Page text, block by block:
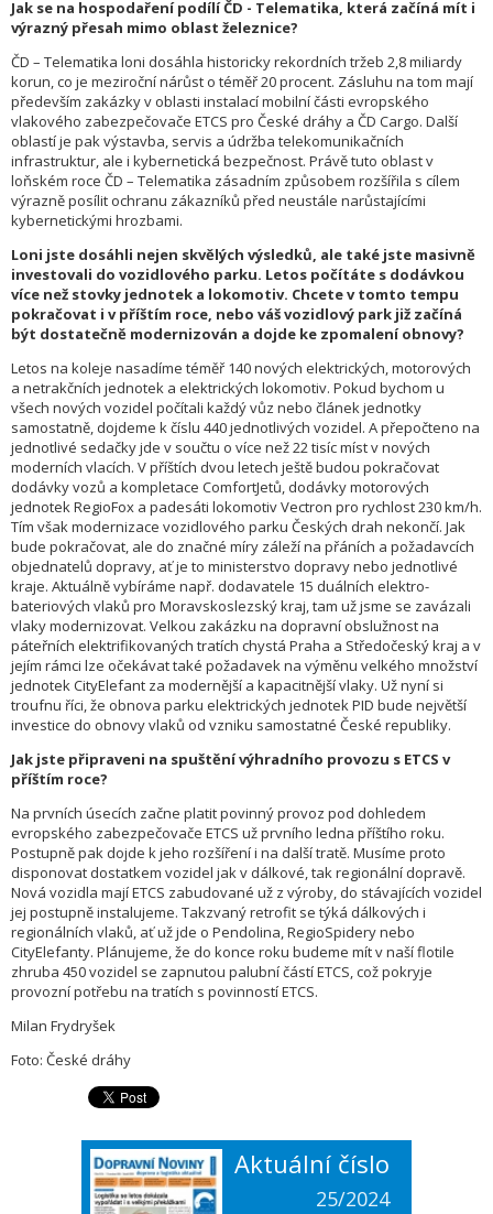
Jak se na hospodaření podílí ČD - Telematika, která začíná mít i
výrazný přesah mimo oblast železnice?
ČD – Telematika loni dosáhla historicky rekordních tržeb 2,8 miliardy
korun, co je meziroční nárůst o téměř 20 procent. Zásluhu na tom mají
především zakázky v oblasti instalací mobilní části evropského
vlakového zabezpečovače ETCS pro České dráhy a ČD Cargo. Další
oblastí je pak výstavba, servis a údržba telekomunikačních
infrastruktur, ale i kybernetická bezpečnost. Právě tuto oblast v
loňském roce ČD – Telematika zásadním způsobem rozšířila s cílem
výrazně posílit ochranu zákazníků před neustále narůstajícími
kybernetickými hrozbami.
Loni jste dosáhli nejen skvělých výsledků, ale také jste masivně
investovali do vozidlového parku. Letos počítáte s dodávkou
více než stovky jednotek a lokomotiv. Chcete v tomto tempu
pokračovat i v příštím roce, nebo váš vozidlový park již začíná
být dostatečně modernizován a dojde ke zpomalení obnovy?
Letos na koleje nasadíme téměř 140 nových elektrických, motorových
a netrakčních jednotek a elektrických lokomotiv. Pokud bychom u
všech nových vozidel počítali každý vůz nebo článek jednotky
samostatně, dojdeme k číslu 440 jednotlivých vozidel. A přepočteno na
jednotlivé sedačky jde v součtu o více než 22 tisíc míst v nových
moderních vlacích. V příštích dvou letech ještě budou pokračovat
dodávky vozů a kompletace ComfortJetů, dodávky motorových
jednotek RegioFox a padesáti lokomotiv Vectron pro rychlost 230 km/h.
Tím však modernizace vozidlového parku Českých drah nekončí. Jak
bude pokračovat, ale do značné míry záleží na přáních a požadavcích
objednatelů dopravy, ať je to ministerstvo dopravy nebo jednotlivé
kraje. Aktuálně vybíráme např. dodavatele 15 duálních elektro-
bateriových vlaků pro Moravskoslezský kraj, tam už jsme se zavázali
vlaky modernizovat. Velkou zakázku na dopravní obslužnost na
páteřních elektrifikovaných tratích chystá Praha a Středočeský kraj a v
jejím rámci lze očekávat také požadavek na výměnu velkého množství
jednotek CityElefant za modernější a kapacitnější vlaky. Už nyní si
troufnu říci, že obnova parku elektrických jednotek PID bude největší
investice do obnovy vlaků od vzniku samostatné České republiky.
Jak jste připraveni na spuštění výhradního provozu s ETCS v
příštím roce?
Na prvních úsecích začne platit povinný provoz pod dohledem
evropského zabezpečovače ETCS už prvního ledna příštího roku.
Postupně pak dojde k jeho rozšíření i na další tratě. Musíme proto
disponovat dostatkem vozidel jak v dálkové, tak regionální dopravě.
Nová vozidla mají ETCS zabudované už z výroby, do stávajících vozidel
jej postupně instalujeme. Takzvaný retrofit se týká dálkových i
regionálních vlaků, ať už jde o Pendolina, RegioSpidery nebo
CityElefanty. Plánujeme, že do konce roku budeme mít v naší flotile
zhruba 450 vozidel se zapnutou palubní částí ETCS, což pokryje
provozní potřebu na tratích s povinností ETCS.
Milan Frydryšek
Foto: České dráhy
Aktuální číslo
25/2024